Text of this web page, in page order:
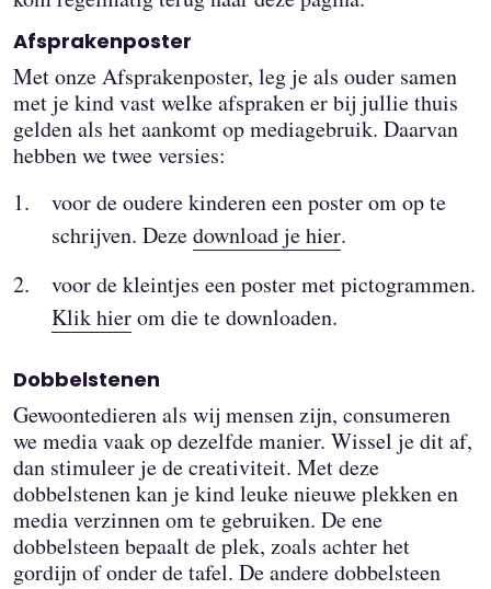
Afsprakenposter
Met onze Afsprakenposter, leg je als ouder samen
met je kind vast welke afspraken er bij jullie thuis
gelden als het aankomt op mediagebruik. Daarvan
hebben we twee versies:
voor de oudere kinderen een poster om op te
schrijven. Dezedownload je hier.
voor de kleintjes een poster met pictogrammen.
Klik hierom die te downloaden.
Dobbelstenen
Gewoontedieren als wij mensen zijn, consumeren
we media vaak op dezelfde manier. Wissel je dit af,
dan stimuleer je de creativiteit. Met deze
dobbelstenen kan je kind leuke nieuwe plekken en
media verzinnen om te gebruiken. De ene
dobbelsteen bepaalt de plek, zoals achter het
gordijn of onder de tafel. De andere dobbelsteen